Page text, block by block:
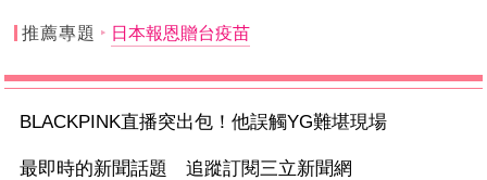
推薦專題 日本報恩贈台疫苗
BLACKPINK直播突出包！他誤觸YG難堪現場
最即時的新聞話題 追蹤訂閱三立新聞網